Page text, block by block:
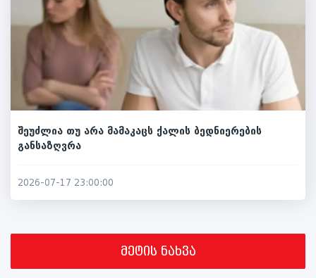
შეუძლია თუ არა მამაკაცს ქალის ბედნიერების
განსაზღვრა
2026-07-17 23:00:00
მეტის ნახვა